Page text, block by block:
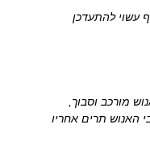
עשוי להתעדכן
מורכב וסבוך,
האנוש תרים אחריו